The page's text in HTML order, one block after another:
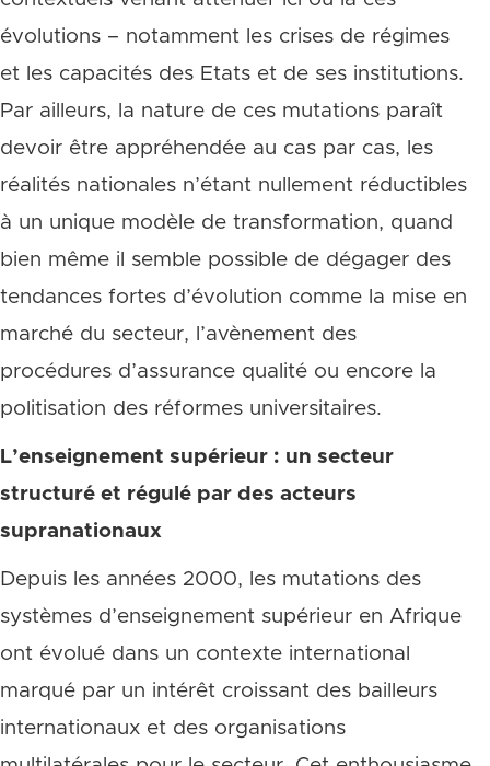
évolutions – notamment les crises de régimes
et les capacités des Etats et de ses institutions.
Par ailleurs, la nature de ces mutations paraît
devoir être appréhendée au cas par cas, les
réalités nationales n’étant nullement réductibles
à un unique modèle de transformation, quand
bien même il semble possible de dégager des
tendances fortes d’évolution comme la mise en
marché du secteur, l’avènement des
procédures d’assurance qualité ou encore la
politisation des réformes universitaires.
L’enseignement supérieur : un secteur
structuré et régulé par des acteurs
supranationaux
Depuis les années 2000, les mutations des
systèmes d’enseignement supérieur en Afrique
ont évolué dans un contexte international
marqué par un intérêt croissant des bailleurs
internationaux et des organisations